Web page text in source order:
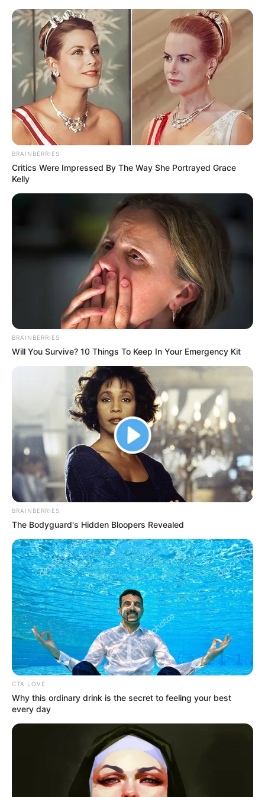
Home > ACE > ACS > Ceará > CONACS >
FEDAACSE.
Liderança da CONACS participa
do II Seminário Estadual da
FEDAACSE.
19:13 ACE,ACS,Ceará,CONACS,Notícia
BRAINBERRIES
Critics Were Impressed By The Way She Portrayed Grace
Kelly
BRAINBERRIES
Will You Survive? 10 Things To Keep In Your Emergency Kit
BRAINBERRIES
The Bodyguard's Hidden Bloopers Revealed
CTA LOVE
Why this ordinary drink is the secret to feeling your best
every day